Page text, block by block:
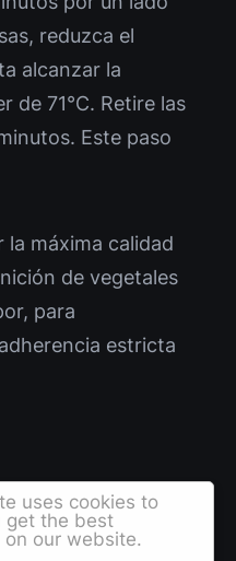
uses cookies to
get the best
on our website.
reduzca el
alcanzar la
de 71°C. Retire las
Este paso
la máxima calidad
de vegetales
para
estricta